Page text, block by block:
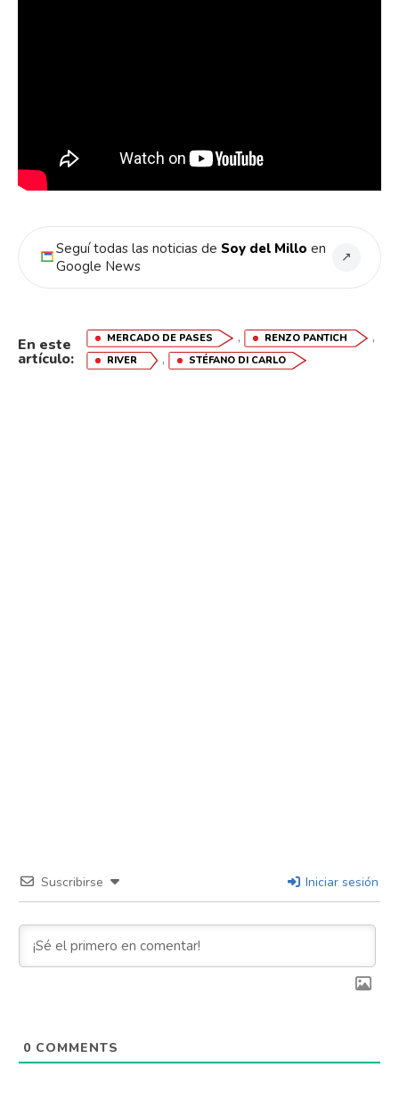
Seguí todas las noticias de Soy del Millo en
Google News
↗
En este
artículo:
MERCADO DE PASES , RENZO PANTICH ,
RIVER , STÉFANO DI CARLO
Suscribirse Iniciar sesión
0 COMMENTS